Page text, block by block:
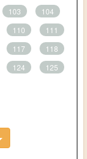
103
104
110
111
117
118
124
125